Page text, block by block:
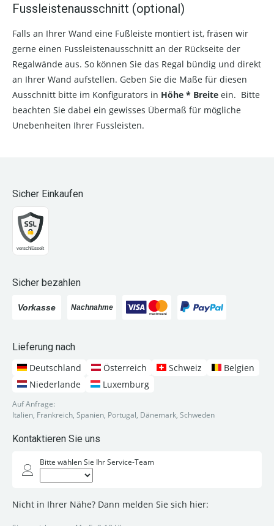
Fussleistenausschnitt (optional)
Falls an Ihrer Wand eine Fußleiste montiert ist, fräsen wir
gerne einen Fussleistenausschnitt an der Rückseite der
Regalwände aus. So können Sie das Regal bündig und direkt
an Ihrer Wand aufstellen. Geben Sie die Maße für diesen
Ausschnitt bitte im Konfigurators in Höhe * Breite ein. Bitte
beachten Sie dabei ein gewisses Übermaß für mögliche
Unebenheiten Ihrer Fussleisten.
Sicher Einkaufen
Sicher bezahlen
Lieferung nach
Deutschland
Österreich Schweiz
Belgien
Niederlande
Luxemburg
Auf Anfrage:
Italien, Frankreich, Spanien, Portugal, Dänemark, Schweden
Kontaktieren Sie uns
Bitte wählen Sie Ihr Service-Team
Nicht in Ihrer Nähe? Dann melden Sie sich hier: